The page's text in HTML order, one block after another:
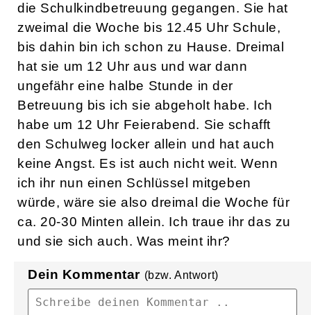
die Schulkindbetreuung gegangen. Sie hat
zweimal die Woche bis 12.45 Uhr Schule,
bis dahin bin ich schon zu Hause. Dreimal
hat sie um 12 Uhr aus und war dann
ungefähr eine halbe Stunde in der
Betreuung bis ich sie abgeholt habe. Ich
habe um 12 Uhr Feierabend. Sie schafft
den Schulweg locker allein und hat auch
keine Angst. Es ist auch nicht weit. Wenn
ich ihr nun einen Schlüssel mitgeben
würde, wäre sie also dreimal die Woche für
ca. 20-30 Minten allein. Ich traue ihr das zu
und sie sich auch. Was meint ihr?
Dein Kommentar (bzw. Antwort)